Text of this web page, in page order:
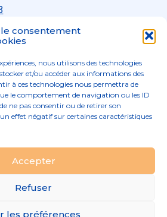
consentement
nous utilisons des technologies
et/ou accéder aux informations des
à ces technologies nous permettra de
le comportement de navigation ou les ID
ne pas consentir ou de retirer son
effet négatif sur certaines caractéristiques
Accepter
Refuser
les préférences
68 68
LÉGALES